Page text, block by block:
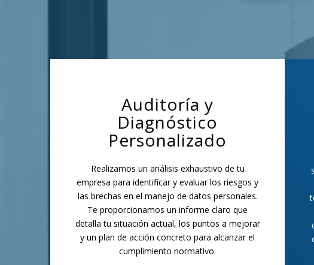
Auditoría y
Diagnóstico
Personalizado
Realizamos un análisis exhaustivo de tu
empresa para identificar y evaluar los riesgos y
las brechas en el manejo de datos personales.
Te proporcionamos un informe claro que
detalla tu situación actual, los puntos a mejorar
y un plan de acción concreto para alcanzar el
cumplimiento normativo.